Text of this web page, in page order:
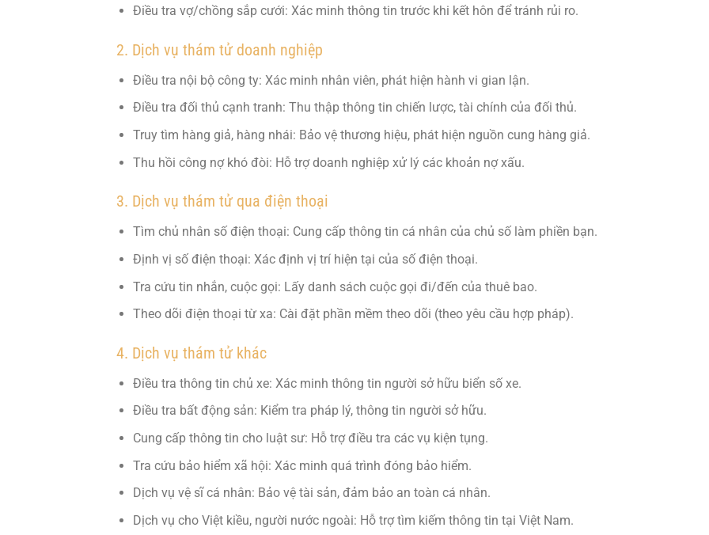
Điều tra vợ/chồng sắp cưới: Xác minh thông tin trước khi kết hôn để tránh rủi ro.
2. Dịch vụ thám tử doanh nghiệp
Điều tra nội bộ công ty: Xác minh nhân viên, phát hiện hành vi gian lận.
Điều tra đối thủ cạnh tranh: Thu thập thông tin chiến lược, tài chính của đối thủ.
Truy tìm hàng giả, hàng nhái: Bảo vệ thương hiệu, phát hiện nguồn cung hàng giả.
Thu hồi công nợ khó đòi: Hỗ trợ doanh nghiệp xử lý các khoản nợ xấu.
3. Dịch vụ thám tử qua điện thoại
Tìm chủ nhân số điện thoại: Cung cấp thông tin cá nhân của chủ số làm phiền bạn.
Định vị số điện thoại: Xác định vị trí hiện tại của số điện thoại.
Tra cứu tin nhắn, cuộc gọi: Lấy danh sách cuộc gọi đi/đến của thuê bao.
Theo dõi điện thoại từ xa: Cài đặt phần mềm theo dõi (theo yêu cầu hợp pháp).
4. Dịch vụ thám tử khác
Điều tra thông tin chủ xe: Xác minh thông tin người sở hữu biển số xe.
Điều tra bất động sản: Kiểm tra pháp lý, thông tin người sở hữu.
Cung cấp thông tin cho luật sư: Hỗ trợ điều tra các vụ kiện tụng.
Tra cứu bảo hiểm xã hội: Xác minh quá trình đóng bảo hiểm.
Dịch vụ vệ sĩ cá nhân: Bảo vệ tài sản, đảm bảo an toàn cá nhân.
Dịch vụ cho Việt kiều, người nước ngoài: Hỗ trợ tìm kiếm thông tin tại Việt Nam.